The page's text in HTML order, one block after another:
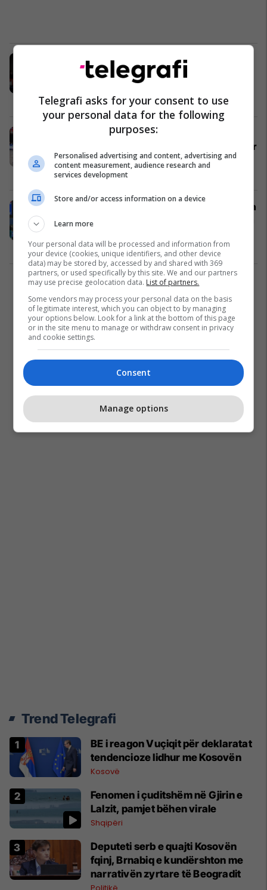
“Unë jam arma”: Një murgeshë në
moshën 67-vjeçare u bë kampione
bote në taekwondo!
Aktivitete sportive 20/08/2022
Suksesi i taekwondistëve të
Kosovës në Kampionatin Botëror për
Junior
Sportet Luftarake
Taekwondisti Arbër Bajra përfundon
garimin në Lojërat Mesdhetare Oran
Sporte tjera 04/07/2022
1
Trend Telegrafi
BE i reagon Vuçiqit për deklaratat
tendencioze lidhur me Kosovën
Kosovë
Fenomen i çuditshëm në Gjirin e
Lalzit, pamjet bëhen virale
Shqipëri
Deputeti serb e quajti Kosovën
fqinj, Brnabiq e kundërshton me
narrativën zyrtare të Beogradit
Telegrafi asks for your consent to use
your personal data for the following
purposes:
Personalised advertising and content, advertising and
content measurement, audience research and
services development
Store and/or access information on a device
Learn more
Your personal data will be processed and information from
your device (cookies, unique identifiers, and other device
data) may be stored by, accessed by and shared with 369
partners, or used specifically by this site. We and our partners
may use precise geolocation data. List of partners.
Some vendors may process your personal data on the basis
of legitimate interest, which you can object to by managing
your options below. Look for a link at the bottom of this page
or in the site menu to manage or withdraw consent in privacy
and cookie settings.
Consent
Manage options